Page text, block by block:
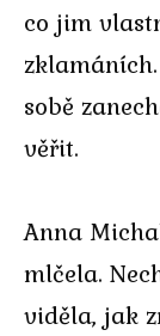
co jim
sobě
věřit.
Anna
mlčela.
viděla, jak